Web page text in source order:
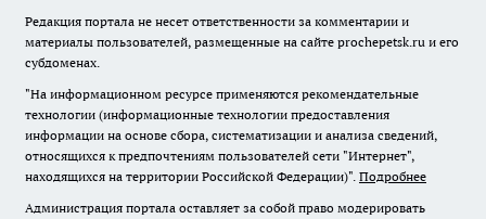
Редакция портала не несет ответственности за комментарии и
материалы пользователей, размещенные на сайте prochepetsk.ru и его
субдоменах.
"На информационном ресурсе применяются рекомендательные
технологии (информационные технологии предоставления
информации на основе сбора, систематизации и анализа сведений,
относящихся к предпочтениям пользователей сети "Интернет",
находящихся на территории Российской Федерации)". Подробнее
Администрация портала оставляет за собой право модерировать